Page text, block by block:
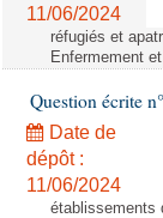
11/06/2024
réfugiés et
Enfermement
Question écrite
Date de
dépôt :
11/06/2024
établissements